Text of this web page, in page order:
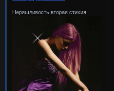
Неряшливость вторая стихия